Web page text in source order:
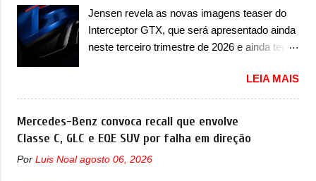
carga e gateway de domínio de energia. Há
mais quatro recursos de software como
gerenciamento...
airbag do motorista, que precisará ser
substituído porque pode ter sido produzido de
forma errada. O serviço já pode ser
marca, sem custo. Em comunicado, a Fiat
disse que “foi identificada a possibilidade de
haver inconsistência no processo de
fabricação da bolsa Airbag lado motorista
que, em caso de colisão que demande a sua
Jensen revela as novas imagens teaser do
Interceptor GTX, que será apresentado ainda
neste terceiro trimestre de 2026 e ainda terá
Jensen International Automotive (abreviação
de JIA) apresentou uma nova imagem teaser
que mostra como será o Interceptor GTX, o
esportivo que recolocará a marca no
mercado. O granturismo (GT) apareceu em
uma nova imagem de traseira, onde ele
LEIA MAIS
Mercedes-Benz convoca recall que envolve
Classe C, GLC e EQE SUV por falha em direção
Por Luis Noal agosto 06, 2026